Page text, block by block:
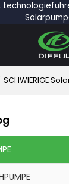
SCHWIERIGE